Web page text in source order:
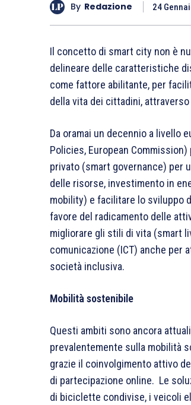
By Redazione 24
Il concetto di smart city non è
delineare delle caratteristiche
come fattore abilitante, per
della vita dei cittadini,
Da oramai un decennio a livello
Policies, European
privato (smart governance) per
delle risorse, investimento in
mobility) e facilitare lo sviluppo
favore del radicamento delle
migliorare gli stili di vita (smart
comunicazione (ICT) anche per
società inclusiva.
Mobilità sostenibile
Questi ambiti sono ancora
prevalentemente sulla mobilità
grazie il coinvolgimento attivo
di partecipazione online. Le
di biciclette condivise, i veicoli